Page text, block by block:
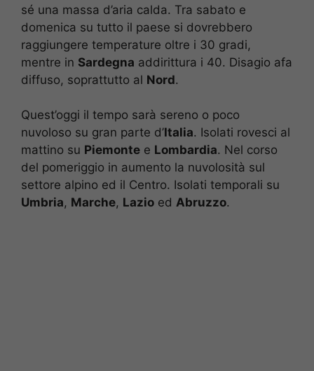
sé una massa d’aria calda. Tra sabato e
domenica su tutto il paese si dovrebbero
raggiungere temperature oltre i 30 gradi,
mentre in Sardegna addirittura i 40. Disagio afa
diffuso, soprattutto al Nord.
Quest’oggi il tempo sarà sereno o poco
nuvoloso su gran parte d’Italia. Isolati rovesci al
mattino su Piemonte e Lombardia. Nel corso
del pomeriggio in aumento la nuvolosità sul
settore alpino ed il Centro. Isolati temporali su
Umbria, Marche, Lazio ed Abruzzo.